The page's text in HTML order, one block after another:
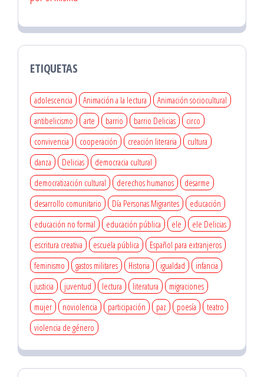
ETIQUETAS
adolescencia Animación a la lectura
Animación sociocultural
antibelicismo
arte barrio barrio Delicias
circo
convivencia
cooperación creación literaria
cultura
danza
Delicias
democracia cultural
democratización cultural
derechos humanos
desarme
desarrollo comunitario
Día Personas Migrantes
educación
educación no formal
educación pública ele
ele Delicias
escritura creativa
escuela pública
Español para extranjeros
feminismo
gastos militares Historia igualdad
infancia
justicia
juventud lectura literatura
migraciones
mujer
noviolencia participación paz poesía
teatro
violencia de género